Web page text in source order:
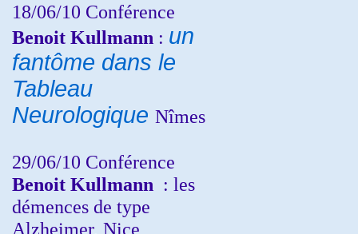
18/06/10 Conférence
Benoit Kullmann : un
fantôme dans le
Tableau
Neurologique Nîmes
29/06/10 Conférence
Benoit Kullmann : les
démences de type
Alzheimer, Nice